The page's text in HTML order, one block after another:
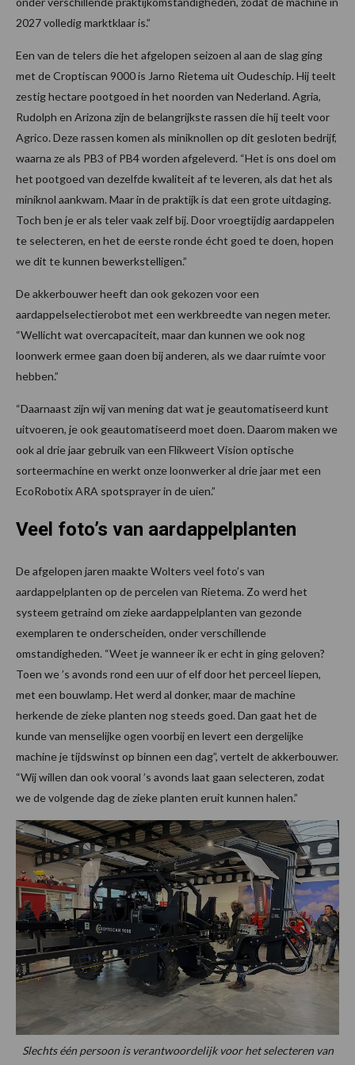
2027 volledig marktklaar is.”
Een van de telers die het afgelopen seizoen al aan de slag ging
met de Croptiscan 9000 is Jarno Rietema uit Oudeschip. Hij teelt
zestig hectare pootgoed in het noorden van Nederland. Agria,
Rudolph en Arizona zijn de belangrijkste rassen die hij teelt voor
Agrico. Deze rassen komen als miniknollen op dit gesloten bedrijf,
waarna ze als PB3 of PB4 worden afgeleverd. “Het is ons doel om
het pootgoed van dezelfde kwaliteit af te leveren, als dat het als
miniknol aankwam. Maar in de praktijk is dat een grote uitdaging.
Toch ben je er als teler vaak zelf bij. Door vroegtijdig aardappelen
te selecteren, en het de eerste ronde écht goed te doen, hopen
we dit te kunnen bewerkstelligen.”
De akkerbouwer heeft dan ook gekozen voor een
aardappelselectierobot met een werkbreedte van negen meter.
“Wellicht wat overcapaciteit, maar dan kunnen we ook nog
loonwerk ermee gaan doen bij anderen, als we daar ruimte voor
hebben.”
“Daarnaast zijn wij van mening dat wat je geautomatiseerd kunt
uitvoeren, je ook geautomatiseerd moet doen. Daarom maken we
ook al drie jaar gebruik van een Flikweert Vision optische
sorteermachine en werkt onze loonwerker al drie jaar met een
EcoRobotix ARA spotsprayer in de uien.”
Veel foto’s van aardappelplanten
De afgelopen jaren maakte Wolters veel foto’s van
aardappelplanten op de percelen van Rietema. Zo werd het
systeem getraind om zieke aardappelplanten van gezonde
exemplaren te onderscheiden, onder verschillende
omstandigheden. “Weet je wanneer ik er echt in ging geloven?
Toen we ’s avonds rond een uur of elf door het perceel liepen,
met een bouwlamp. Het werd al donker, maar de machine
herkende de zieke planten nog steeds goed. Dan gaat het de
kunde van menselijke ogen voorbij en levert een dergelijke
machine je tijdswinst op binnen een dag”, vertelt de akkerbouwer.
“Wij willen dan ook vooral ’s avonds laat gaan selecteren, zodat
we de volgende dag de zieke planten eruit kunnen halen.”
Slechts één persoon is verantwoordelijk voor het selecteren van